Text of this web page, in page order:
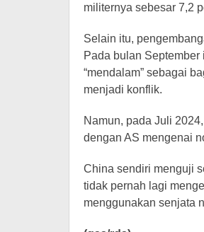
militernya sebesar 7,2
Selain itu,
Pada bulan
“mendalam” sebagai
menjadi konflik.
Namun, pada Juli
dengan AS mengenai
China sendiri menguji
tidak pernah lagi
menggunakan senjata